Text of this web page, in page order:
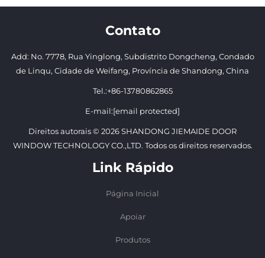
Contato
Add: No. 7778, Rua Yinglong, Subdistrito Dongcheng, Condado
de Linqu, Cidade de Weifang, Província de Shandong, China
Tel.:+86-13780862865
E-mail:[email protected]
Direitos autorais © 2026 SHANDONG JIEMAIDE DOOR
WINDOW TECHNOLOGY CO.,LTD. Todos os direitos reservados.
Link Rápido
Página Inicial
Apoiar
Produtos